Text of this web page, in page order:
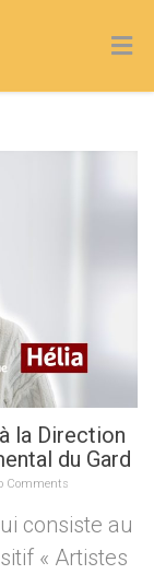
la Direction
du Gard
Comments
consiste au
« Artistes